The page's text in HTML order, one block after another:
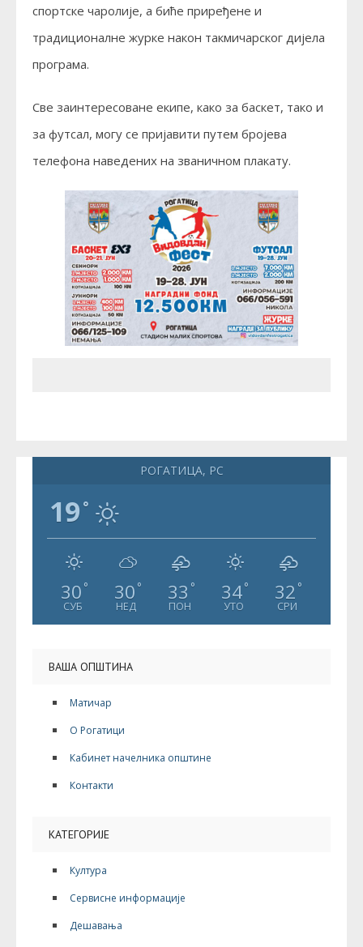
спортске чаролије, а биће приређeне и
традиционалне журке након такмичарског дијела
програма.
Све заинтересоване екипе, како за баскет, тако и
за футсал, могу се пријавити путем бројева
телефона наведених на званичном плакату.
РОГАТИЦА, РС
19 °
30 °
СУБ
30 °
НЕД
33 °
ПОН
34°
УТО
32 °
СРИ
ВАША ОПШТИНА
Матичар
О Рогатици
Кабинет начелника општине
Контакти
КАТЕГОРИЈЕ
Култура
Сервисне информације
Дешавања